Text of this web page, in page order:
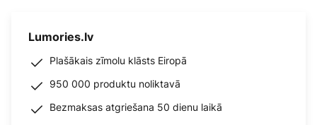
Lumories.lv
Plašākais zīmolu klāsts Eiropā
950 000 produktu noliktavā
Bezmaksas atgriešana 50 dienu laikā